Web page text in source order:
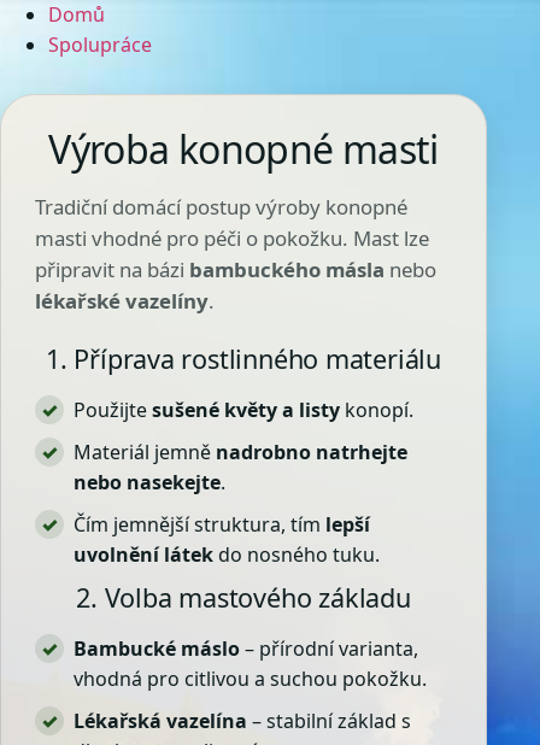
Domů
Spolupráce
Výroba konopné masti
Tradiční domácí postup výroby konopné
masti vhodné pro péči o pokožku. Mast lze
připravit na bázi bambuckého másla nebo
lékařské vazelíny.
1. Příprava rostlinného materiálu
Použijtesušené květy a listy konopí.
Materiál jemně nadrobno natrhejte
nebo nasekejte.
Čím jemnější struktura, tím lepší
uvolnění látekdo nosného tuku.
2. Volba mastového základu
Bambucké máslo– přírodní varianta,
vhodná pro citlivou a suchou pokožku.
Lékařská vazelína – stabilní základ s